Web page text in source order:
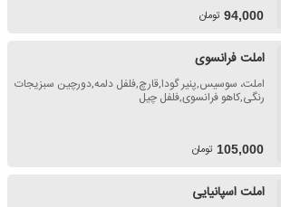
94,000 تومان
املت فرانسوی
املت، سوسیس,پنیر گودا,قارچ,فلفل دلمه,دورچین سبزیجات
رنگی,کاهو فرانسوی,فلفل چیل
105,000 تومان
املت اسپانیایی